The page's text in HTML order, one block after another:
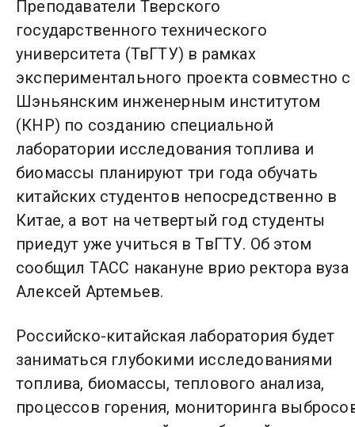
Преподаватели Тверского
государственного технического
университета (ТвГТУ) в рамках
экспериментального проекта совместно с
Шэньянским инженерным институтом
(КНР) по созданию специальной
лаборатории исследования топлива и
биомассы планируют три года обучать
китайских студентов непосредственно в
Китае, а вот на четвертый год студенты
приедут уже учиться в ТвГТУ. Об этом
сообщил ТАСС накануне врио ректора вуза
Алексей Артемьев.
Российско-китайская лаборатория будет
заниматься глубокими исследованиями
топлива, биомассы, теплового анализа,
процессов горения, мониторинга